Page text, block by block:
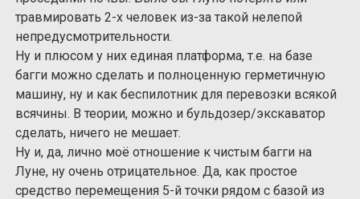
травмировать 2-х человек из-за такой нелепой
непредусмотрительности.
Ну и плюсом у них единая платформа, т.е. на базе
багги можно сделать и полноценную герметичную
машину, ну и как беспилотник для перевозки всякой
всячины. В теории, можно и бульдозер/экскаватор
сделать, ничего не мешает.
Ну и, да, лично моё отношение к чистым багги на
Луне, ну очень отрицательное. Да, как простое
средство перемещения 5-й точки рядом с базой из